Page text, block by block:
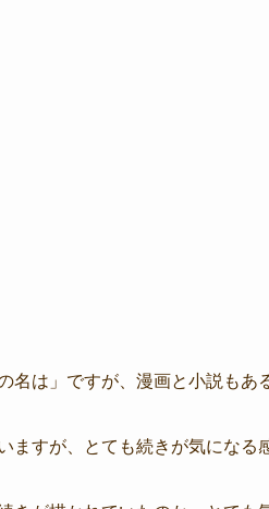
名は」ですが、漫画と小説もあ
ますが、とても続きが気になる